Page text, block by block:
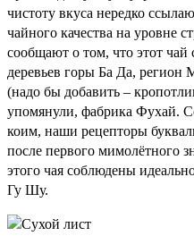
чистоту вкуса нередко
чайного качества на уровне
сообщают о том, что этот чай
деревьев горы Ба Да, регион
(надо бы добавить –
упомянули, фабрика Фухай.
коим, наши рецепторы
после первого мимолётного
этого чая соблюдены
Гу Шу.